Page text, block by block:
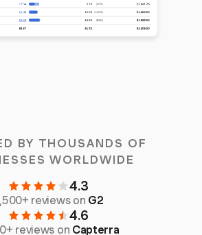
BY THOUSANDS OF
WORLDWIDE
4.3
reviews on G2
4.6
reviews on Capterra